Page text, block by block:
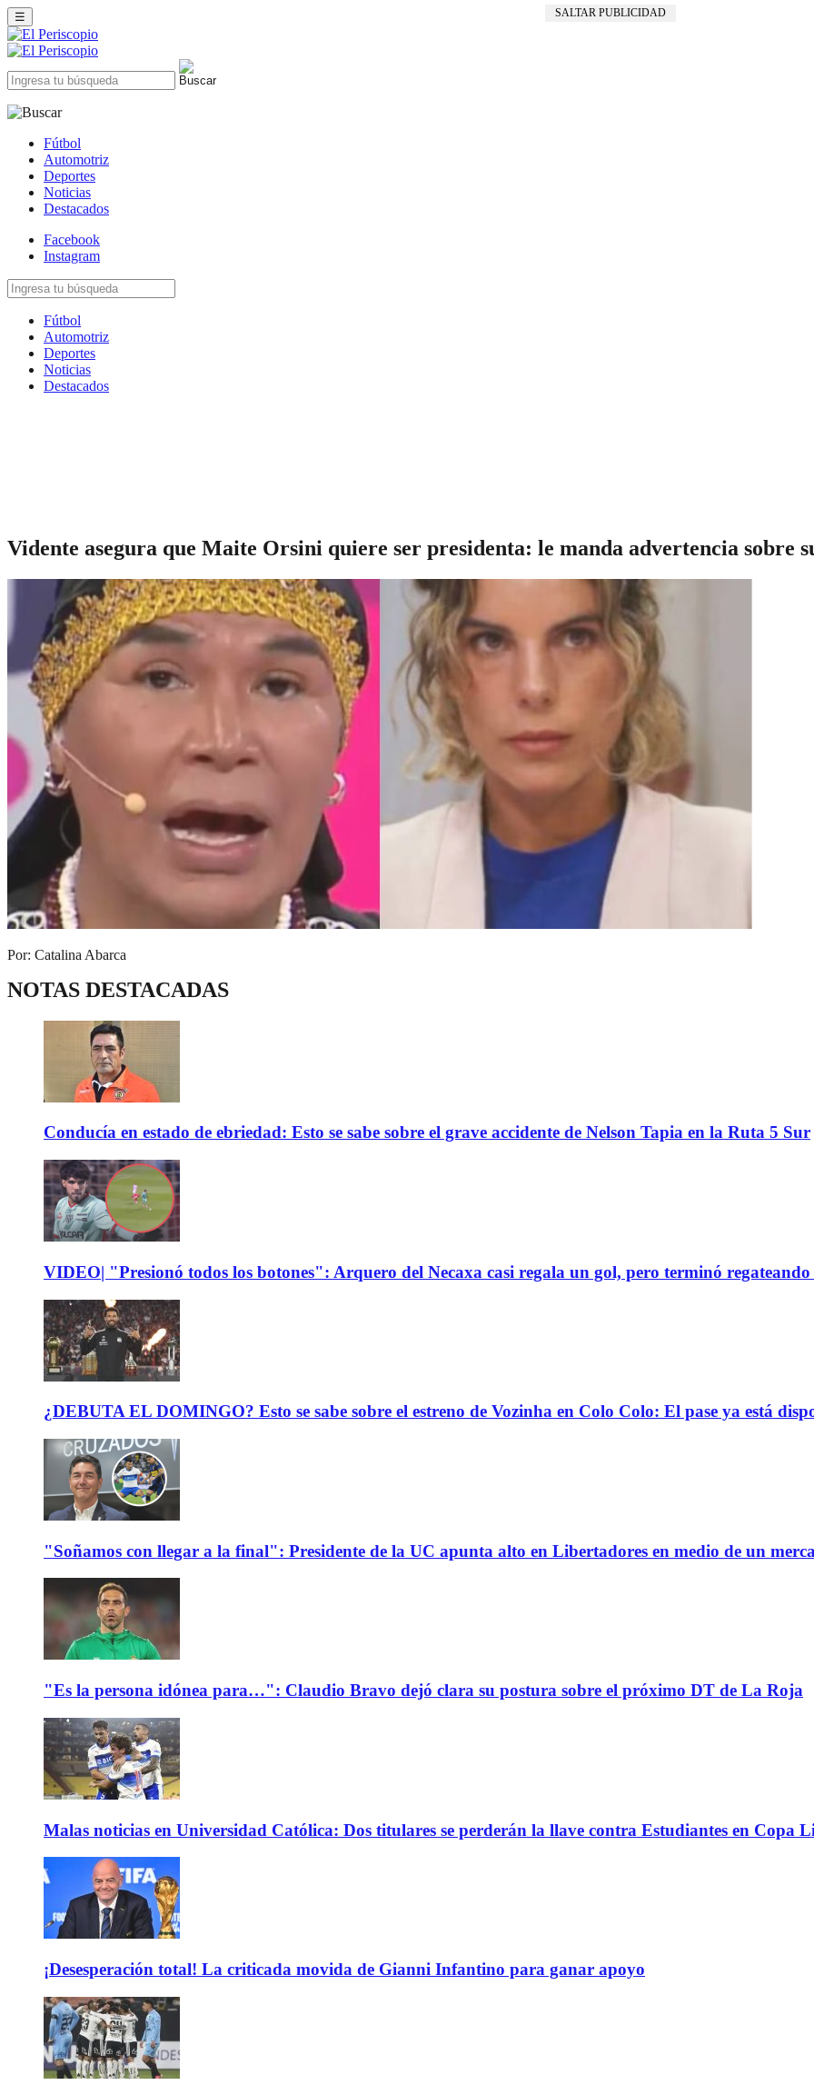
SALTAR PUBLICIDAD
☰
Fútbol
Automotriz
Deportes
Noticias
Destacados
Facebook
Instagram
Fútbol
Automotriz
Deportes
Noticias
Destacados
Vidente asegura que Maite Orsini quiere ser presidenta: le manda advertencia sobre
Por: Catalina Abarca
NOTAS DESTACADAS
Conducía en estado de ebriedad: Esto se sabe sobre el grave accidente de Nelson Tapia en la Ruta 5 Sur
VIDEO| "Presionó todos los botones": Arquero del Necaxa casi regala un gol, pero terminó
¿DEBUTA EL DOMINGO? Esto se sabe sobre el estreno de Vozinha en Colo Colo: El pase ya está
"Soñamos con llegar a la final": Presidente de la UC apunta alto en Libertadores en medio de un
"Es la persona idónea para…": Claudio Bravo dejó clara su postura sobre el próximo DT de La Roja
Malas noticias en Universidad Católica: Dos titulares se perderán la llave contra Estudiantes en Copa
¡Desesperación total! La criticada movida de Gianni Infantino para ganar apoyo